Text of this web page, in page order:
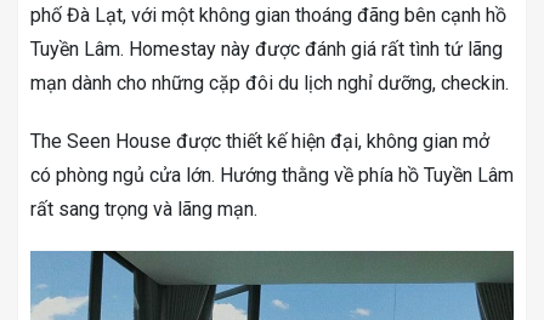
phố Đà Lạt, với một không gian thoáng đãng bên cạnh hồ
Tuyền Lâm. Homestay này được đánh giá rất tình tứ lãng
mạn dành cho những cặp đôi du lịch nghỉ dưỡng, checkin.
The Seen House được thiết kế hiện đại, không gian mở
có phòng ngủ cửa lớn. Hướng thằng về phía hồ Tuyền Lâm
rất sang trọng và lãng mạn.